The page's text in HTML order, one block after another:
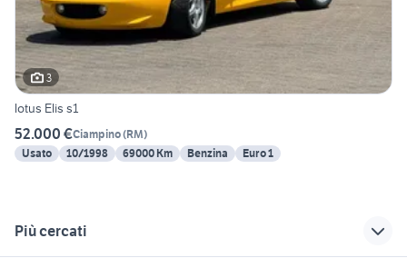
3
lotus Elis s1
52.000 €Ciampino(RM)
Usato
10/1998 69000 Km Benzina Euro 1
Più cercati